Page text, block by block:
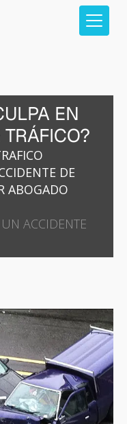
EN
DE
ABOGADO
ACCIDENTE